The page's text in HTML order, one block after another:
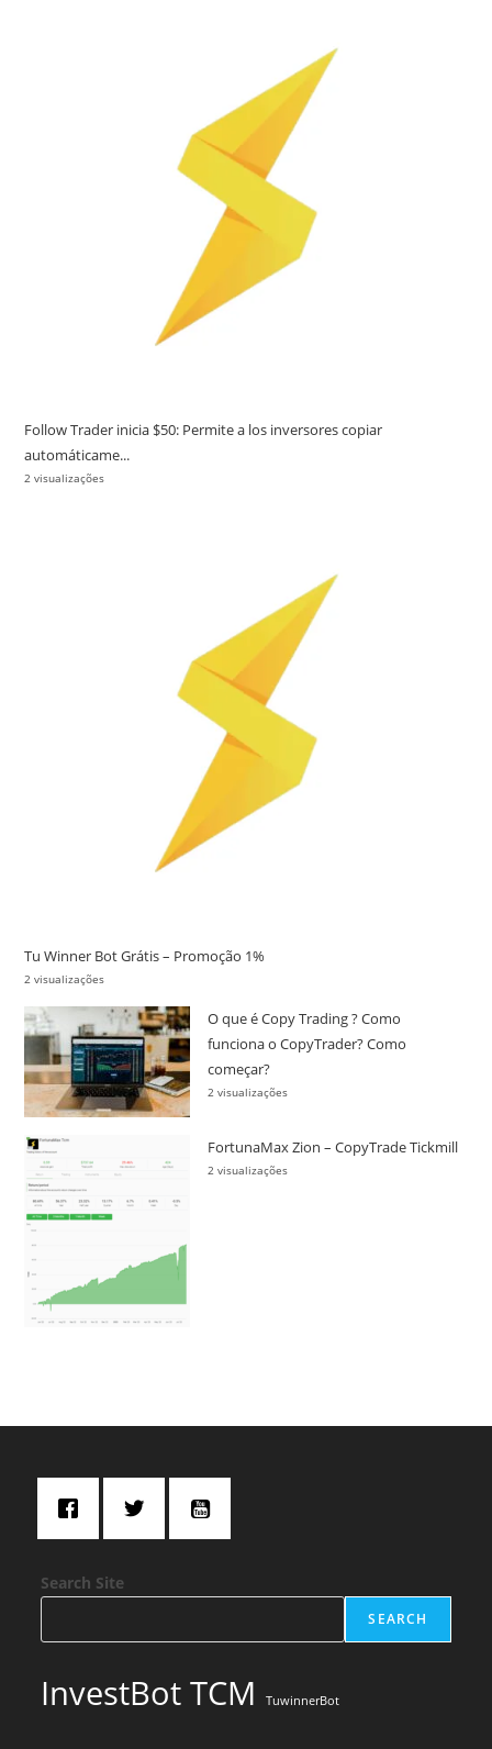
Follow Trader inicia $50: Permite a los inversores copiar
automáticame...
2 visualizações
Tu Winner Bot Grátis – Promoção 1%
2 visualizações
O que é Copy Trading ? Como
funciona o CopyTrader? Como
começar?
2 visualizações
FortunaMax Zion – CopyTrade Tickmill
2 visualizações
Search Site
SEARCH
InvestBot TCM TuwinnerBot